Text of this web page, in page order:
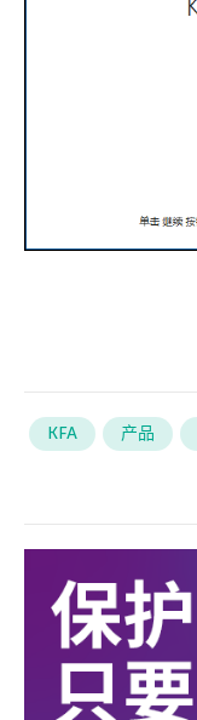
KFA 产品